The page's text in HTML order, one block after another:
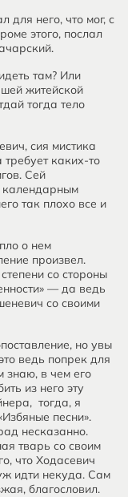
для него, что мог, с
этого, послал
там? Или
житейской
тогда тело
сия мистика
каких-то
Сей
календарным
так плохо все и
о нем
произвел.
со стороны
— да ведь
со своими
но увы
ведь попрек для
знаю, в чем его
из него эту
тогда, я
песни».
несказанно.
тварь со своим
что Ходасевич
идти некуда. Сам
благословил.